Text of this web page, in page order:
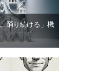
踊り続ける」機